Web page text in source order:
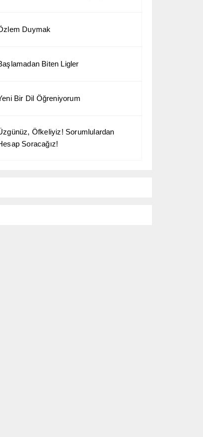
Duymak
Biten Ligler
Bir Dil Öğreniyorum
Öfkeliyiz! Sorumlulardan
Soracağız!